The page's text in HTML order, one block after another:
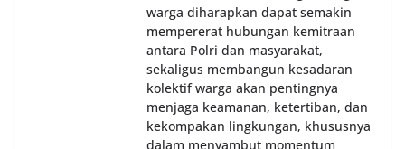
warga diharapkan dapat semakin
mempererat hubungan kemitraan
antara Polri dan masyarakat,
sekaligus membangun kesadaran
kolektif warga akan pentingnya
menjaga keamanan, ketertiban, dan
kekompakan lingkungan, khususnya
dalam menyambut momentum